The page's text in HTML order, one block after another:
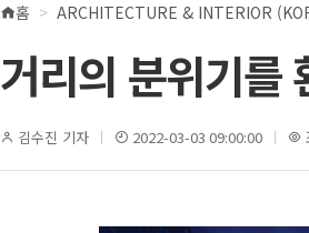
현
위
치
홈 ARCHITECTURE & INTERIOR
거리의 분위기를
김수진 기자 2022-03-03 09:00:00